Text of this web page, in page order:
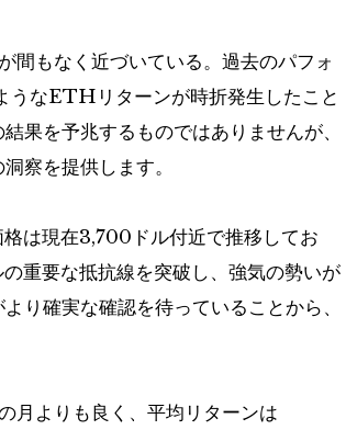
間もなく近づいている。過去のパフォ
うなETHリターンが時折発生したこと
果を予兆するものではありませんが、
察を提供します。
は現在3,700ドル付近で推移してお
重要な抵抗線を突破し、強気の勢いが
り確実な確認を待っていることから、
月よりも良く、平均リターンは